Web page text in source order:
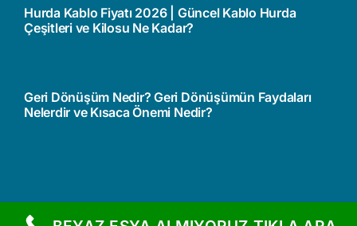
Hurda Kablo Fiyatı 2026 | Güncel Kablo Hurda
Çeşitleri ve Kilosu Ne Kadar?
Geri Dönüşüm Nedir? Geri Dönüşümün Faydaları
Nelerdir ve Kısaca Önemi Nedir?